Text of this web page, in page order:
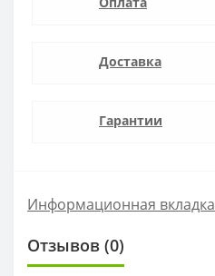
Доставка
Гарантии
Информационная вкладка
Отзывов (0)